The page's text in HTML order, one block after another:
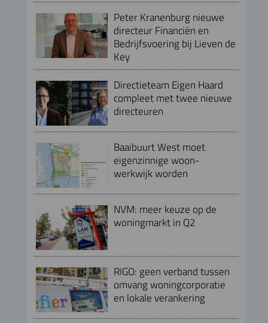
Peter Kranenburg nieuwe
directeur Financiën en
Bedrijfsvoering bij Lieven de
Key
Directieteam Eigen Haard
compleet met twee nieuwe
directeuren
Baaibuurt West moet
eigenzinnige woon-
werkwijk worden
NVM: meer keuze op de
woningmarkt in Q2
RIGO: geen verband tussen
omvang woningcorporatie
en lokale verankering